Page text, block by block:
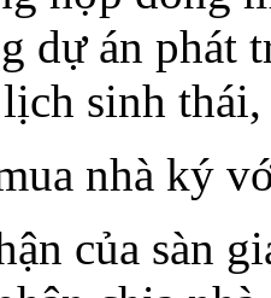
dự án phát
sinh
nhà ký
của sàn